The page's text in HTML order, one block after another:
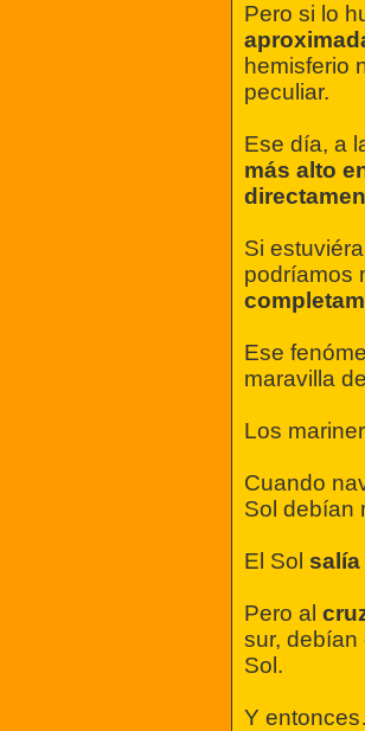
Pero si lo
hemisferio
peculiar.
Ese día, a
más alto
Si
podríamos
Ese
maravilla
Los
Cuando
Sol debían
El Sol salía
Pero al
sur, debían
Sol.
Y